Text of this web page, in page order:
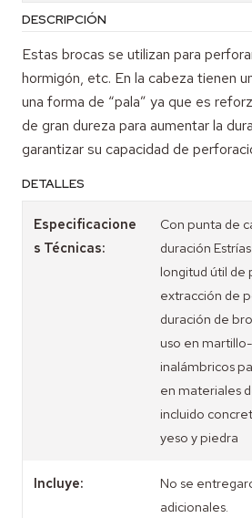
DESCRIPCIÓN
Estas brocas se utilizan para
hormigón, etc. En la cabeza tienen
una forma de “pala” ya que es
de gran dureza para aumentar la
garantizar su capacidad de
DETALLES
Especificacione
s Técnicas:
Con punta de
duración
longitud útil de
extracción de
duración de
uso en
inalámbricos
en materiales
incluido
yeso y piedra
Incluye:
No se
adicionales.